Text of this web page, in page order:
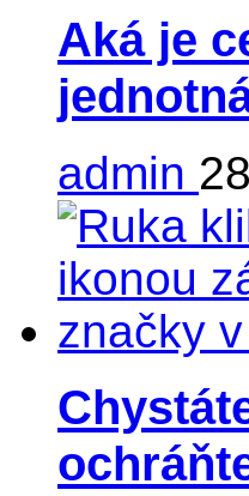
Aká je
admin